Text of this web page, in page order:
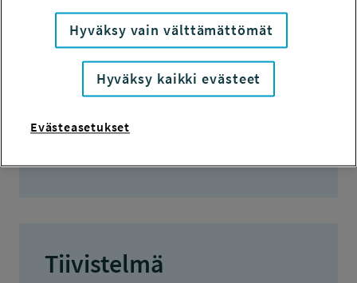
31.5.2022
80 000 euroa
KOKONAISKUSTANNUKSET
17.1.2025
Tiivistelmä
Hyväksy vain välttämättömät
Hyväksy kaikki evästeet
Evästeasetukset